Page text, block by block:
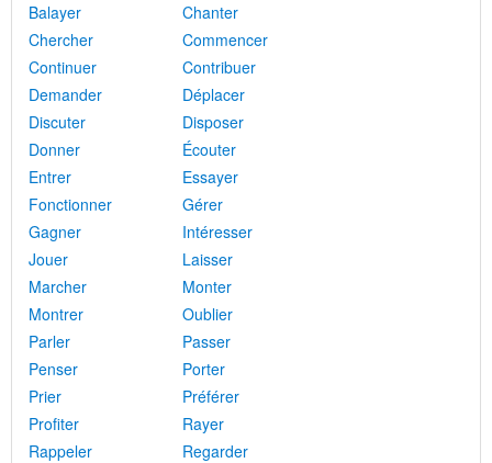
Balayer
Chanter
Chercher
Commencer
Continuer
Contribuer
Demander
Déplacer
Discuter
Disposer
Donner
Écouter
Entrer
Essayer
Fonctionner
Gérer
Gagner
Intéresser
Jouer
Laisser
Marcher
Monter
Montrer
Oublier
Parler
Passer
Penser
Porter
Prier
Préférer
Profiter
Rayer
Rappeler
Regarder